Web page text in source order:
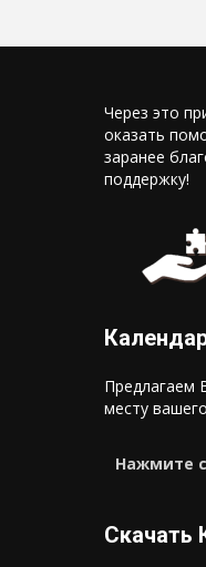
Через это
оказать
заранее
поддержку!
Предлагаем
месту
Нажмите
Скачать